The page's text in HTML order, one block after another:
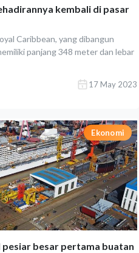
kembali di pasar
Caribbean, yang dibangun
panjang 348 meter dan lebar
17 May 2023
Ekonomi
besar pertama buatan